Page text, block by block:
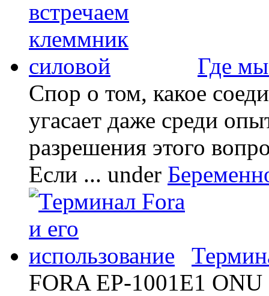
Где
Спор о том, какое
угасает даже среди
разрешения этого
Если ... under
FORA EP-1001E1 ONU